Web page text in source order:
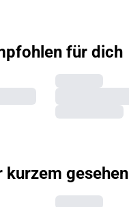
für dich
kurzem gesehen